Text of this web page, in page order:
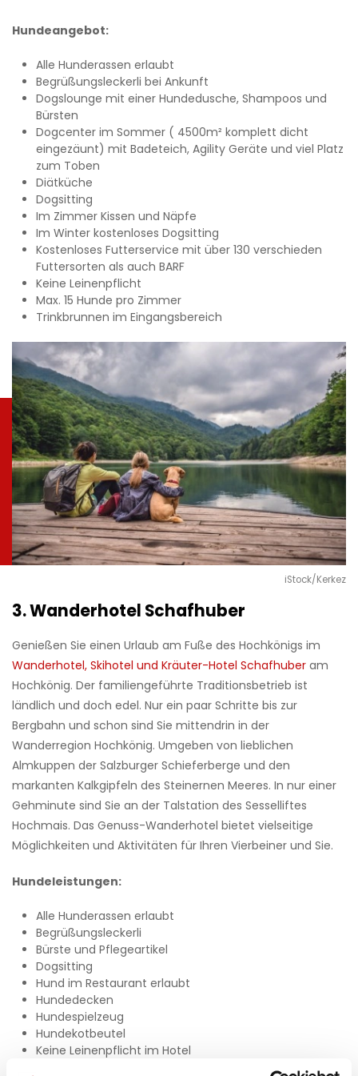
Hundeangebot:
Alle Hunderassen erlaubt
Begrüßungsleckerli bei Ankunft
Dogslounge mit einer Hundedusche, Shampoos und
Bürsten
Dogcenter im Sommer ( 4500m² komplett dicht
eingezäunt) mit Badeteich, Agility Geräte und viel Platz
zum Toben
Diätküche
Dogsitting
Im Zimmer Kissen und Näpfe
Im Winter kostenloses Dogsitting
Kostenloses Futterservice mit über 130 verschieden
Futtersorten als auch BARF
Keine Leinenpflicht
Max. 15 Hunde pro Zimmer
Trinkbrunnen im Eingangsbereich
iStock/Kerkez
3. Wanderhotel Schafhuber
Genießen Sie einen Urlaub am Fuße des Hochkönigs im
Wanderhotel, Skihotel und Kräuter-Hotel Schafhuber am
Hochkönig. Der familiengeführte Traditionsbetrieb ist
ländlich und doch edel. Nur ein paar Schritte bis zur
Bergbahn und schon sind Sie mittendrin in der
Wanderregion Hochkönig. Umgeben von lieblichen
Almkuppen der Salzburger Schieferberge und den
markanten Kalkgipfeln des Steinernen Meeres. In nur einer
Gehminute sind Sie an der Talstation des Sesselliftes
Hochmais. Das Genuss-Wanderhotel bietet vielseitige
Möglichkeiten und Aktivitäten für Ihren Vierbeiner und Sie.
Hundeleistungen:
Alle Hunderassen erlaubt
Begrüßungsleckerli
Bürste und Pflegeartikel
Dogsitting
Hund im Restaurant erlaubt
Hundedecken
Hundespielzeug
Hundekotbeutel
Keine Leinenpflicht im Hotel